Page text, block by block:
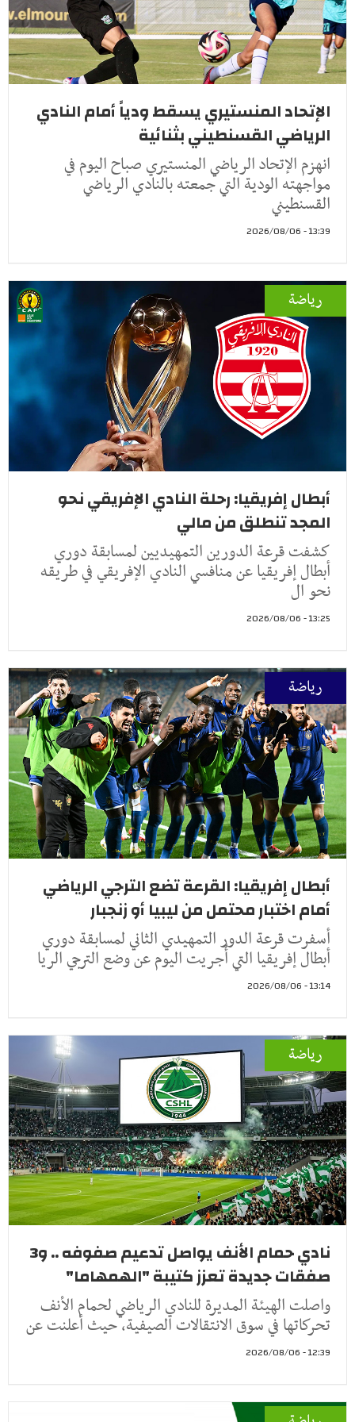
الإتحاد المنستيري يسقط ودياً أمام النادي
الرياضي القسنطيني بثنائية
انهزم الإتحاد الرياضي المنستيري صباح اليوم في
مواجهته الودية التي جمعته بالنادي الرياضي
القسنطيني
13:39 - 2026/08/06
رياضة
أبطال إفريقيا: رحلة النادي الإفريقي نحو
المجد تنطلق من مالي
كشفت قرعة الدورين التمهيديين لمسابقة دوري
أبطال إفريقيا عن منافسي النادي الإفريقي في طريقه
نحو ال
13:25 - 2026/08/06
رياضة
أبطال إفريقيا: القرعة تضع الترجي الرياضي
أمام اختبار محتمل من ليبيا أو زنجبار
أسفرت قرعة الدور التمهيدي الثاني لمسابقة دوري
أبطال إفريقيا التي أُجريت اليوم عن وضع الترجي الريا
13:14 - 2026/08/06
رياضة
نادي حمام الأنف يواصل تدعيم صفوفه .. و3
صفقات جديدة تعزز كتيبة "الهمهاما"
واصلت الهيئة المديرة للنادي الرياضي لحمام الأنف
تحركاتها في سوق الانتقالات الصيفية، حيث أعلنت عن
12:39 - 2026/08/06